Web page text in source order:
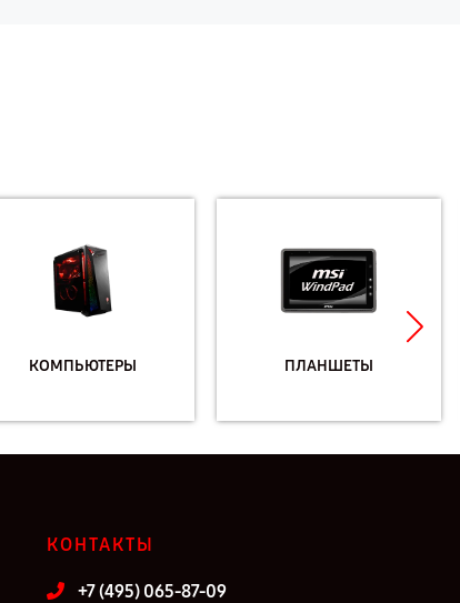
КОМПЬЮТЕРЫ ПЛАНШЕТЫ
КОНТАКТЫ
+7 (495) 065-87-09